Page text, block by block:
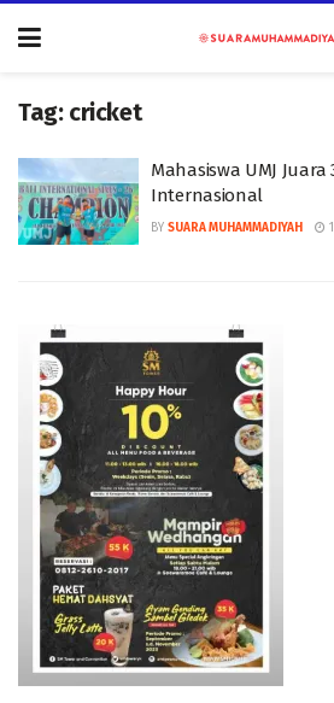
Tag: cricket
Mahasiswa UMJ Juara
Internasional
BY SUARA MUHAMMADIYAH